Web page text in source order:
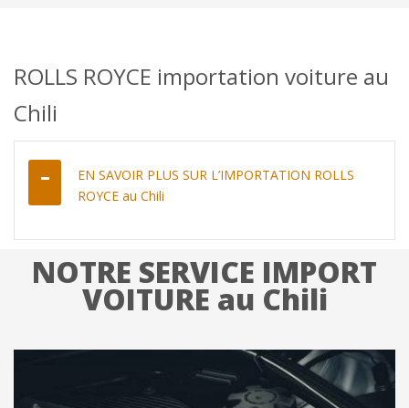
ROLLS ROYCE importation voiture au
Chili
EN SAVOIR PLUS SUR L’IMPORTATION ROLLS
ROYCE au Chili
NOTRE SERVICE IMPORT
VOITURE au Chili